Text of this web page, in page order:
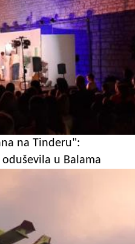
na Tinderu":
u Balama